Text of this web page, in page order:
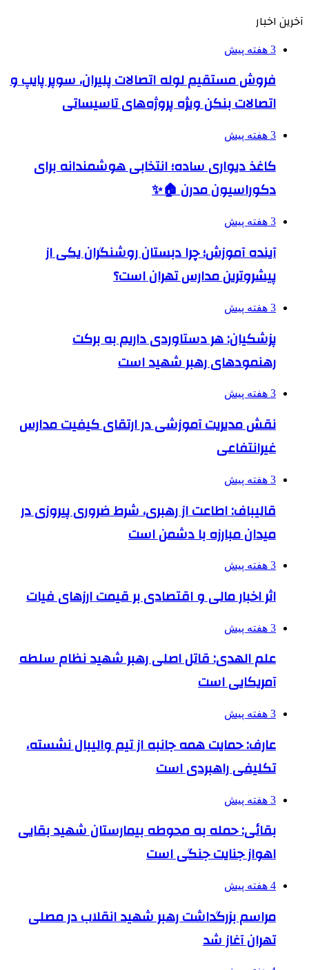
آخرین اخبار
3 هفته پیش
فروش مستقیم لوله اتصالات پلیران، سوپر پایپ و
اتصالات بنکن ویژه پروژه‌های تاسیساتی
3 هفته پیش
کاغذ دیواری ساده؛ انتخابی هوشمندانه برای
دکوراسیون مدرن 🏠✨
3 هفته پیش
آینده آموزش؛ چرا دبستان روشنگران یکی از
پیشروترین مدارس تهران است؟
3 هفته پیش
پزشکیان: هر دستاوردی داریم به برکت
رهنمودهای رهبر شهید است
3 هفته پیش
نقش مدیریت آموزشی در ارتقای کیفیت مدارس
غیرانتفاعی
3 هفته پیش
قالیباف: اطاعت از رهبری، شرط ضروری پیروزی در
میدان مبارزه با دشمن است
3 هفته پیش
اثر اخبار مالی و اقتصادی بر قیمت ارزهای فیات
3 هفته پیش
علم الهدی: قاتل اصلی رهبر شهید نظام سلطه
آمریکایی است
3 هفته پیش
عارف: حمایت همه جانبه از تیم والیبال نشسته،
تکلیفی راهبردی است
3 هفته پیش
بقائی: حمله به محوطه بیمارستان شهید بقایی
اهواز جنایت جنگی است
4 هفته پیش
مراسم بزرگداشت رهبر شهید انقلاب در مصلی
تهران آغاز شد